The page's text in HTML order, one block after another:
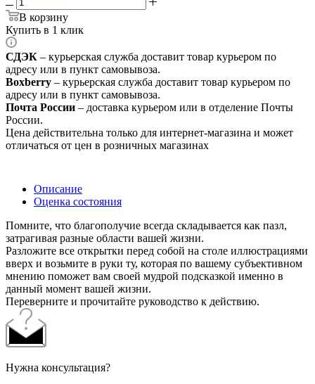
В корзину
Купить в 1 клик
СДЭК – курьерская служба доставит товар курьером по
адресу или в пункт самовывоза.
Boxberry – курьерская служба доставит товар курьером по
адресу или в пункт самовывоза.
Почта России – доставка курьером или в отделение Почты
России.
Цена действительна только для интернет-магазина и может
отличаться от цен в розничных магазинах
Описание
Оценка состояния
Помните, что благополучие всегда складывается как пазл,
затрагивая разные области вашей жизни.
Разложите все открытки перед собой на столе иллюстрациями
вверх и возьмите в руки ту, которая по вашему субъективном
мнению поможет вам своей мудрой подсказкой именно в
данный момент вашей жизни.
Переверните и прочитайте руководство к действию.
Нужна консультация?